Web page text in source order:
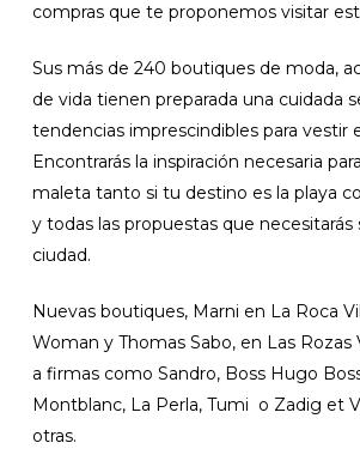
compras que te proponemos visitar
Sus más de 240 boutiques de moda,
de vida tienen preparada una cuidada
tendencias imprescindibles para vestir
Encontrarás la inspiración necesaria
maleta tanto si tu destino es la playa
y todas las propuestas que necesitarás
ciudad.
Nuevas boutiques, Marni en La Roca
Woman y Thomas Sabo, en Las Rozas
a firmas como Sandro, Boss Hugo
Montblanc, La Perla, Tumi o Zadig et
otras.